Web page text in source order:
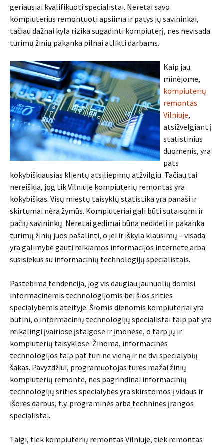
geriausiai kvalifikuoti specialistai. Neretai savo
kompiuterius remontuoti apsiima ir patys jų savininkai,
tačiau dažnai kyla rizika sugadinti kompiuterį, nes nevisada
turimų žinių pakanka pilnai atlikti darbams.
Kaip jau
minėjome,
kompiuterių
remontas
Vilniuje,
atsižvelgiant į
statistinius
duomenis, yra
pats
kokybiškiausias klientų atsiliepimų atžvilgiu. Tačiau tai
nereiškia, jog tik Vilniuje kompiuterių remontas yra
kokybiškas. Visų miestų taisyklų statistika yra panaši ir
skirtumai nėra žymūs. Kompiuteriai gali būti sutaisomi ir
pačių savininkų. Neretai gedimai būna nedideli ir pakanka
turimų žinių juos pašalinti, o jei ir iškyla klausimų – visada
yra galimybė gauti reikiamos informacijos internete arba
susisiekus su informacinių technologijų specialistais.
Pastebima tendencija, jog vis daugiau jaunuolių domisi
informacinėmis technologijomis bei šios srities
specialybėmis ateityje. Šiomis dienomis kompiuteriai yra
būtini, o informacinių technologijų specialistai taip pat yra
reikalingi įvairiose įstaigose ir įmonėse, o tarp jų ir
kompiuterių taisyklose. Žinoma, informacinės
technologijos taip pat turi ne vieną ir ne dvi specialybių
šakas. Pavyzdžiui, programuotojas turės mažai žinių
kompiuterių remonte, nes pagrindinai informacinių
technologijų srities specialybės yra skirstomos į vidaus ir
išorės darbus, t.y. programinės arba techninės įrangos
specialistai.
Taigi, tiek kompiuterių remontas Vilniuje, tiek remontas